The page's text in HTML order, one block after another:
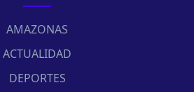
AMAZONAS
ACTUALIDAD
DEPORTES